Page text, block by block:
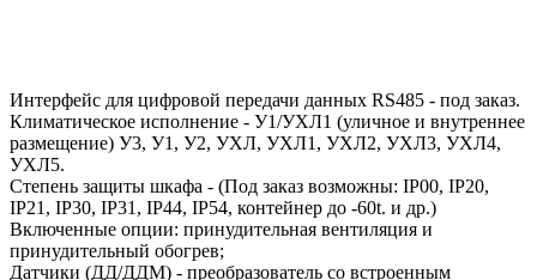
Интерфейс для цифровой передачи данных RS485 - под заказ.
Климатическое исполнение - У1/УХЛ1 (уличное и внутреннее
размещение) У3, У1, У2, УХЛ, УХЛ1, УХЛ2, УХЛ3, УХЛ4,
УХЛ5.
Степень защиты шкафа - (Под заказ возможны: IP00, IP20,
IP21, IP30, IP31, IP44, IP54, контейнер до -60t. и др.)
Включенные опции: принудительная вентиляция и
принудительный обогрев;
Датчики (ДД/ДДМ) - преобразователь со встроенным